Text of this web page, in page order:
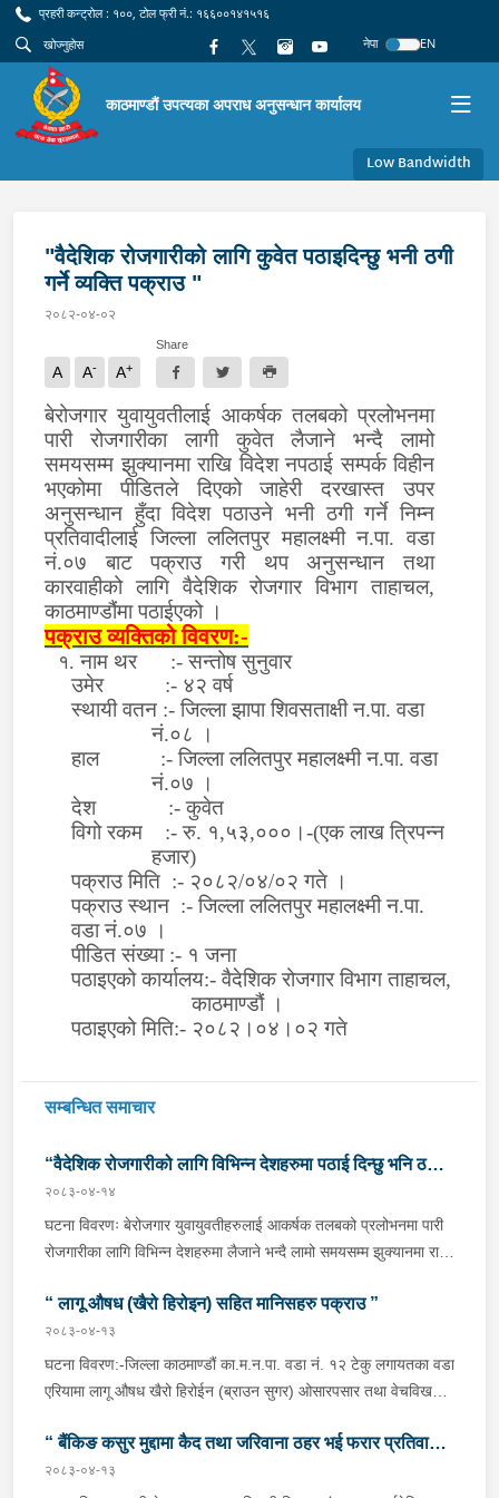
प्रहरी कन्ट्रोल : १००, टोल फ्री नं.: १६६००१४१५१६
नेपा
EN
काठमाण्डौं उपत्यका अपराध अनुसन्धान कार्यालय
Low Bandwidth
"वैदेशिक रोजगारीको लागि कुवेत पठाइदिन्छु भनी ठगी
गर्ने व्यक्ति पक्राउ "
२०८२-०४-०२
A A- A+
Share
बेरोजगार युवायुवतीलाई आकर्षक तलबको प्रलोभनमा
पारी रोजगारीका लागीकुवेतलैजाने भन्दै
लामो
समयसम्म झुक्यानमा राखि विदेश नपठाई सम्पर्क विहीन
भएकोमा पीडितले दिएको जाहेरी दरखास्त उपर
अनुसन्धान हुँदा विदेश पठाउने भनी ठगी गर्ने निम्न
प्रतिवादीलाई जिल्ला ललितपुर महालक्ष्मी न.पा. वडा
नं.०७ बाट
पक्राउ गरी थप अनुसन्धान तथा
कारवाहीको लागि वैदेशिक रोजगार विभाग ताहाचल,
काठमाण्डौंमा पठाईएको।
पक्राउ व्यक्तिको विवरण:-
१.नाम थर :- सन्तोष सुनुवार
उमेर
:- ४२वर्ष
स्थायी वतन :-जिल्ला झापा शिवसताक्षी न.पा. वडा
नं.०८ ।
हाल :- जिल्ला ललितपुर महालक्ष्मी न.पा. वडा
नं.०७ ।
देश
:- कुवेत
विगो रकम :-रु. १,५३,०००।-(एक लाख त्रिपन्न
हजार)
पक्राउ मिति :- २०८२/०४/०२ गते ।
पक्राउ स्थान :-जिल्ला ललितपुर महालक्ष्मी न.पा.
वडा नं.०७ ।
पीडित संख्या :- १जना
पठाइएको कार्यालय:- वैदेशिक रोजगार विभाग ताहाचल,
काठमाण्डौं ।
पठाइएको मिति:- २०८२।०४।०२ गते
सम्बन्धित समाचार
“वैदेशिक रोजगारीको लागि विभिन्न देशहरुमा पठाई दिन्छु भनि ठगी
गर्ने व्यक्तिहरु पक्राउ"
२०८३-०४-१४
घटना विवरणः बेरोजगार युवायुवतीहरुलाई आकर्षक तलबको प्रलोभनमा पारी
रोजगारीका लागि विभिन्न देशहरुमा लैजाने भन्दै लामो समयसम्म झुक्यानमा राखि
अनुसन्धान हुँदा विदेश पठाउने भनि ठगी गर्ने निम्न प्रतिवादीहरुलाई काठमाडौं
उपत्यकाका विभिन्न स्थानहरुबाट पक्राउ गरी थप अनुसन्धान तथा आवश्यक
कारवाहीको लागि वैदेशिक रोजगार विभाग ताहाचल, काठमाडौं पठाईएको ।
पक्राउ व्यक्तिहरुको विवरणः-१. नाम थर :- पवन कुमार के.सी.
गा.पा. वडा नं.०६ । हाल :- जिल्ला काठमाडौं टोखा न.पा. वडा
नं.१० । देश :- सिंगापुर रकम :-
रु.७,००,०००।– (सात लाख)पक्राउ मिति :- २०८३/०४/१४ गते ।
“ लागू औषध (खैरो हिरोइन) सहित मानिसहरु पक्राउ ”
२०८३-०४-१३
घटना विवरण:-जिल्ला काठमाण्डौं का.म.न.पा. वडा नं. १२ टेकु लगायतका वडा
एरियामा लागू औषध खैरो हिरोईन (ब्राउन सुगर) ओसारपसार तथा वेचविखन
टोलीले मिति २०८३/०४/१२ गते अं १९;०० बजेको समयमा जिल्ला काठमाण्डौं
का.म.न.पा.वडा नं.१२ टेकु मयलवारीमा बा ४६ प १६२ नम्बरको स्कुटर रोकी
“ बैंकिङ कसुर मुद्दामा कैद तथा जरिवाना ठहर भई फरार प्रतिवादी
पक्राउ”
२०८३-०४-१३